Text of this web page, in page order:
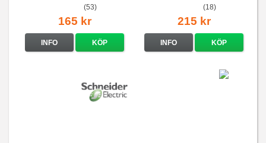
(53)
165 kr
INFO KÖP
(18)
215 kr
INFO KÖP